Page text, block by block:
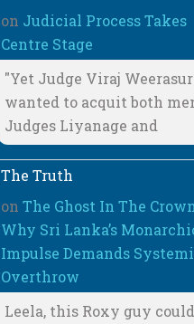
on Judicial Process Takes
Centre Stage
"Yet Judge Viraj
wanted to acquit both
Judges Liyanage and
The Truth
on The Ghost In The
Why Sri Lanka’s
Impulse Demands
Overthrow
Leela, this Roxy guy